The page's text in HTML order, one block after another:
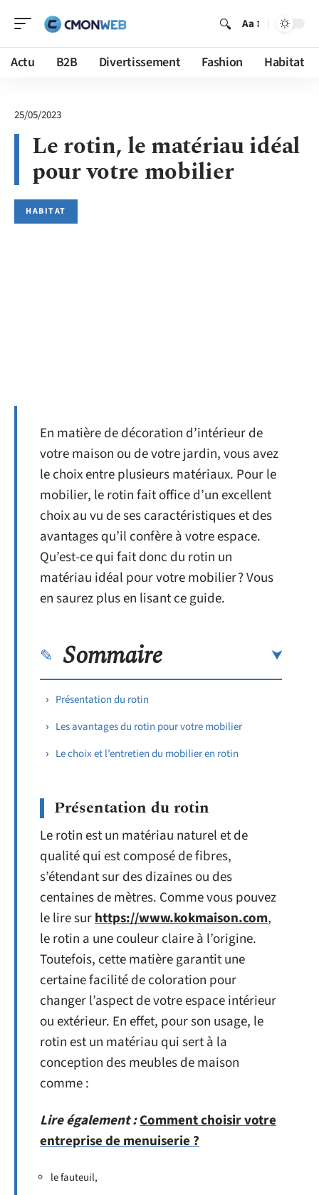
Aa
Actu B2B Divertissement Fashion Habitat
25/05/2023
Le rotin, le matériau idéal
pour votre mobilier
HABITAT
En matière de décoration d’intérieur de
votre maison ou de votre jardin, vous avez
le choix entre plusieurs matériaux. Pour le
mobilier, le rotin fait office d’un excellent
choix au vu de ses caractéristiques et des
avantages qu’il confère à votre espace.
Qu’est-ce qui fait donc du rotin un
matériau idéal pour votre mobilier ? Vous
en saurez plus en lisant ce guide.
Sommaire
Présentation du rotin
Les avantages du rotin pour votre mobilier
Le choix et l’entretien du mobilier en rotin
Présentation du rotin
Le rotin est un matériau naturel et de
qualité qui est composé de fibres,
s’étendant sur des dizaines ou des
centaines de mètres. Comme vous pouvez
le lire surhttps://www.kokmaison.com,
le rotin a une couleur claire à l’origine.
Toutefois, cette matière garantit une
certaine facilité de coloration pour
changer l’aspect de votre espace intérieur
ou extérieur. En effet, pour son usage, le
rotin est un matériau qui sert à la
conception des meubles de maison
comme :
Lire également :Comment choisir votre
entreprise de menuiserie ?
le fauteuil,